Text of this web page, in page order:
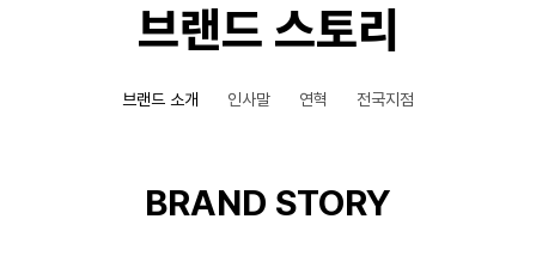
브랜드 스토리
브랜드 소개 인사말 연혁 전국지점
BRAND STORY